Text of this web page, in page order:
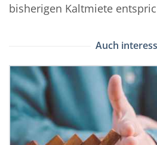
bisherigen Kaltmiete
Auch